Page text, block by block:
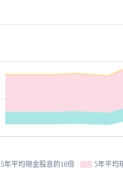
5年平均現金股息的16倍 5年平均